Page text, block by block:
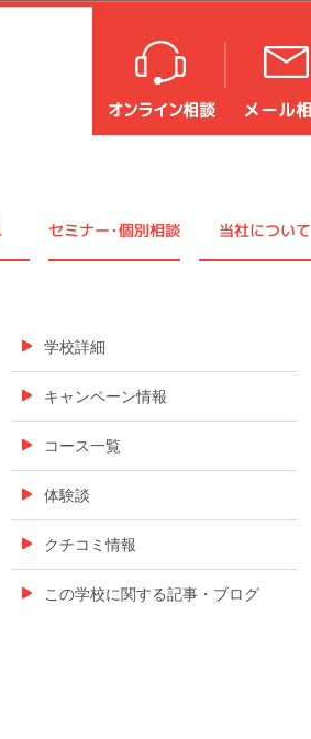
セミナー・個別相談 当社について
学校詳細
キャンペーン情報
コース一覧
体験談
クチコミ情報
この学校に関する記事・ブログ